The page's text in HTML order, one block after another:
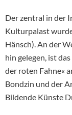
Der zentral in der
Kulturpalast
Hänsch). An der
hin gelegen, ist
der roten Fahne«
Bondzin und der
Bildende Künste